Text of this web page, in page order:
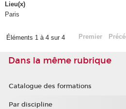
Lieu(x)
Paris
Éléments 1 à 4 sur 4 Premier
Dans la même rubrique
Catalogue des formations
Par discipline